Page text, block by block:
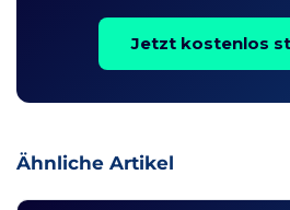
Jetzt kostenlos
Ähnliche Artikel